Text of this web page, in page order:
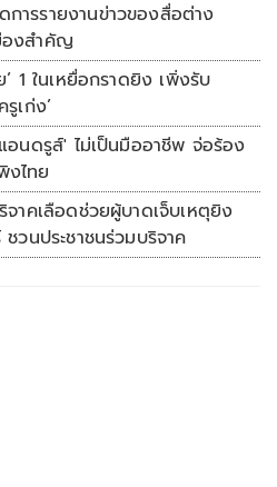
การรายงานข่าวของสื่อต่าง
องสำคัญ
’ 1 ในเหยื่อกราดยิง เพิ่งรับ
เก่ง’
นดรูส์' ไม่เป็นมืออาชีพ จ่อร้อง
งไทย
าคเลือดช่วยผู้บาดเจ็บเหตุยิง
วนประชาชนร่วมบริจาค